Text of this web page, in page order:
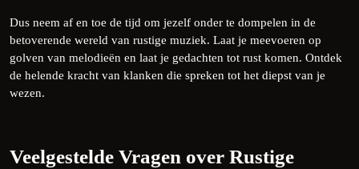
Dus neem af en toe de tijd om jezelf onder te dompelen in de
betoverende wereld van rustige muziek. Laat je meevoeren op
golven van melodieën en laat je gedachten tot rust komen. Ontdek
de helende kracht van klanken die spreken tot het diepst van je
wezen.
Veelgestelde Vragen over Rustige